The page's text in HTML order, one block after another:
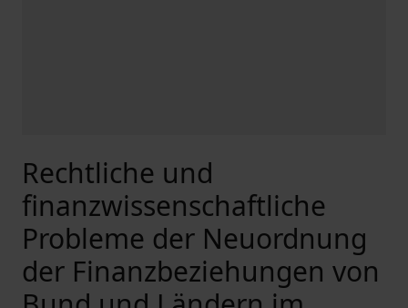
Rechtliche und
finanzwissenschaftliche
Probleme der Neuordnung
der Finanzbeziehungen von